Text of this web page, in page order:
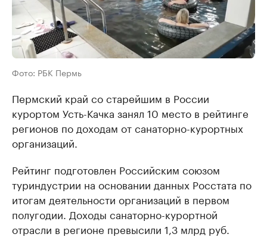
Фото: РБК Пермь
Пермский край со старейшим в России
курортом Усть-Качка занял 10 место в рейтинге
регионов по доходам от санаторно-курортных
организаций.
Рейтинг подготовлен Российским союзом
туриндустрии на основании данных Росстата по
итогам деятельности организаций в первом
полугодии. Доходы санаторно-курортной
отрасли в регионе превысили 1,3 млрд руб.